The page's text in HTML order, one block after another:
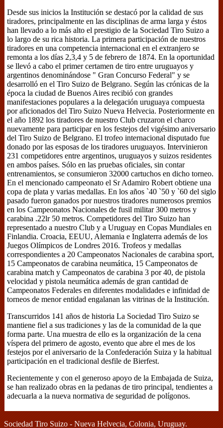
Desde sus inicios la Institución se destacó por la calidad de sus
tiradores, principalmente en las disciplinas de arma larga y éstos
han llevado a lo más alto el prestigio de la Sociedad Tiro Suizo a
lo largo de su rica historia. La primera participación de nuestros
tiradores en una competencia internacional en el extranjero se
remonta a los días 2,3,4 y 5 de febrero de 1874. En la oportunidad
se llevó a cabo el primer certamen de tiro entre uruguayos y
argentinos denominándose " Gran Concurso Federal" y se
desarrolló en el Tiro Suizo de Belgrano. Según las crónicas de la
época la ciudad de Buenos Aires recibió con grandes
manifestaciones populares a la delegación uruguaya compuesta
por aficionados del Tiro Suizo Nueva Helvecia. Posteriormente en
el año 1892 los tiradores de nuestro Club cruzaron el charco
nuevamente para participar en los festejos del vigésimo aniversario
del Tiro Suizo de Belgrano. El trofeo internacional disputado fue
donado por las esposas de los tiradores uruguayos. Intervinieron
231 competidores entre argentinos, uruguayos y suizos residentes
en ambos países. Sólo en las pruebas oficiales, sin contar
entrenamientos, se consumieron 32000 cartuchos en dicho torneo.
En el mencionado campeonato el Sr Adamiro Robert obtiene una
copa de plata y varias medallas. En los años `40 `50 y `60 del siglo
pasado fueron ganados por nuestros tiradores numerosos premios
en los Campeonatos Nacionales de fusil militar 300 metros y
carabina .22lr 50 metros. Competidores del Tiro Suizo han
representado a nuestro Club y a Uruguay en Copas Mundiales en
Finlandia. Croacia, EEUU, Alemania e Inglaterra además de los
Juegos Olímpicos de Londres 2016. Trofeos y medallas
correspondientes a 20 Campeonatos Nacionales de carabina sport,
15 Campeonatos de carabina neumática, 15 Campeonatos de
carabina match y Campeonatos de carabina 3 por 40, de pistola
velocidad y pistola neumática además de gran cantidad de
Campeonatos Federales en diferentes modalidades e infinidad de
torneos de menor entidad engalanan las vitrinas de la Institución.
Transcurridos 141 años de historia La Sociedad Tiro Suizo se
mantiene fiel a sus tradiciones y las de la comunidad de la que
forma parte. Una muestra de ello es la organización de la cena
víspera del primero de agosto, evento que abre el mes de los
festejos por el aniversario de la Confederación Suiza y la habitual
participación en el tradicional desfile de Bierfest.
Recientemente y con el generoso apoyo de la Embajada de Suiza,
se han realizado obras en la pedanas de tiro principal, tendientes a
adecuarla a la nueva normativa de seguridad de polígonos.
Sociedad Tiro Suizo - Nueva Helvecia, Colonia, Uruguay.